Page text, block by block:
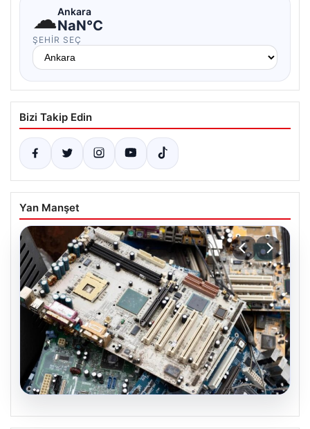
☁Ankara
NaN°C
ŞEHIR SEÇ
Bizi Takip Edin
Yan Manşet
08.08.2026